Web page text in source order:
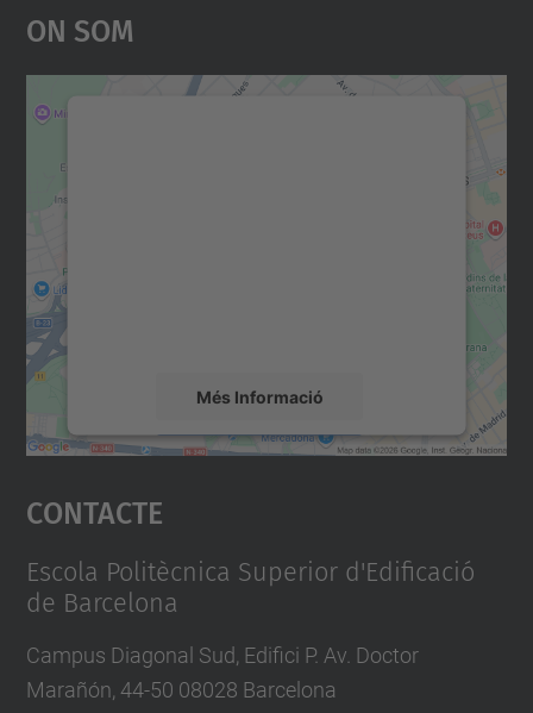
On Som
Més Informació
Accepta
powered by
Contacte
Escola Politècnica Superior d'Edificació
de Barcelona
Campus Diagonal Sud, Edifici P. Av. Doctor
Marañón, 44-50 08028 Barcelona